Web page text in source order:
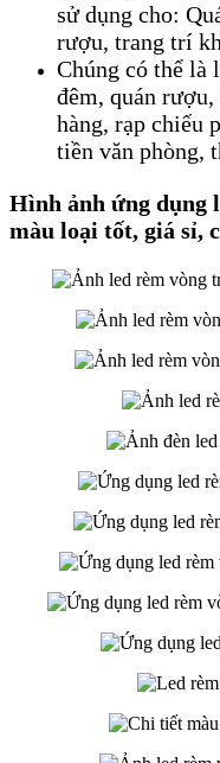
sử dụng cho:
rượu, trang trí
Chúng có thể là
đêm, quán
hàng, rạp chiếu
tiền văn phòng,
​Hình ảnh ứng dụng
màu loại tốt, giá sỉ,